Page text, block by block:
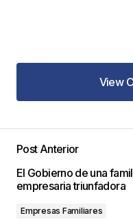
View
View
Me parece
Pido permiso para
http://
Donde también
Post Anterior
El Gobierno de una
empresaria triunfadora
Empresas Familiares